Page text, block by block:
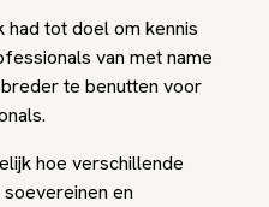
tot doel om kennis
van met name
te benutten voor
hoe verschillende
en